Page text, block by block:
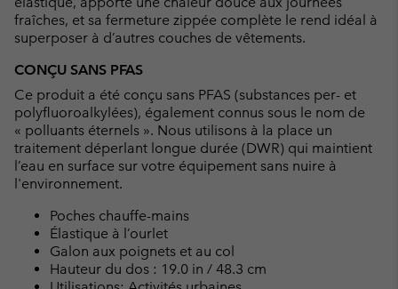
fraîches, et sa fermeture zippée complète le rend idéal à
superposer à d’autres couches de vêtements.
CONÇU SANS PFAS
Ce produit a été conçu sans PFAS (substances per- et
polyfluoroalkylées), également connus sous le nom de
« polluants éternels ». Nous utilisons à la place un
traitement déperlant longue durée (DWR) qui maintient
l’eau en surface sur votre équipement sans nuire à
l'environnement.
Poches chauffe-mains
Élastique à l’ourlet
Galon aux poignets et au col
Hauteur du dos : 19.0 in / 48.3 cm